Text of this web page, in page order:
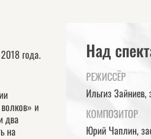
года.
и
два
на
Над
РЕЖИССЁР
Ильгиз Зайниев,
КОМПОЗИТОР
Юрий Чаплин,